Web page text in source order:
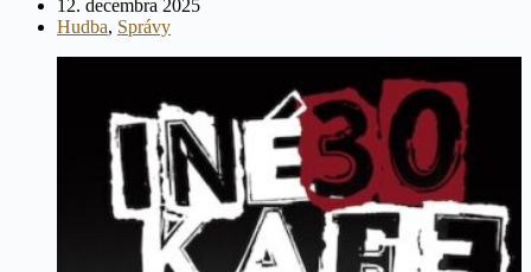
12. decembra 2025
Hudba, Správy